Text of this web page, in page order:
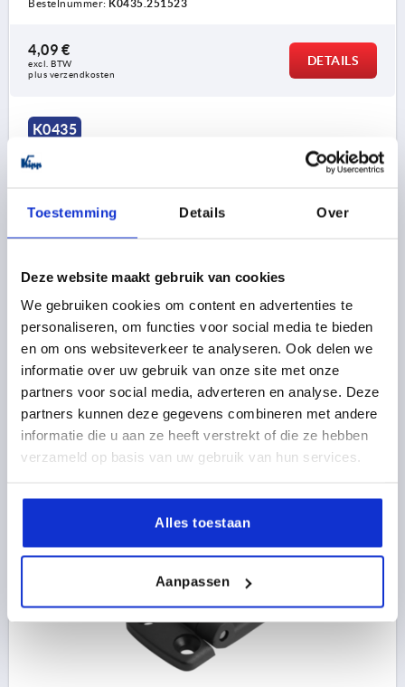
Toestemming Details Over
Deze website maakt gebruik van cookies
We gebruiken cookies om content en advertenties te
personaliseren, om functies voor social media te bieden
en om ons websiteverkeer te analyseren. Ook delen we
informatie over uw gebruik van onze site met onze
partners voor social media, adverteren en analyse. Deze
partners kunnen deze gegevens combineren met andere
informatie die u aan ze heeft verstrekt of die ze hebben
verzameld op basis van uw gebruik van hun services.
Alles toestaan
Aanpassen
Bestelnummer: K0435.251523
4,09 €
excl. BTW
plus verzendkosten
DETAILS
K0435
SCHARNIER 69,5X48, THERMOPLAST ZWART,
BEST:RVS, A1=15, A2=25, A3=26, A4=43,5
GATAFSTAND LINKS=15
VLEUGELLENGTE RECHTS=43,5
GATAFSTAND RECHTS=25
VLEUGELLENGTE LINKS=26
LENGTE=69,5
BREEDTE=48 B2=28 D1=6,6
D2=6
D3=14
H=9 F1 N=800 F2 N =325
K0435.251525
K0435